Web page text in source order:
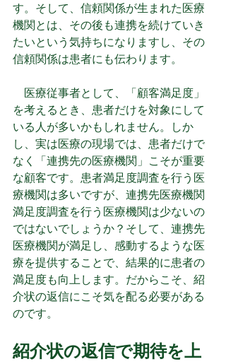
す。そして、信頼関係が生まれた医療
機関とは、その後も連携を続けていき
たいという気持ちになりますし、その
信頼関係は患者にも伝わります。
医療従事者として、「顧客満足度」
を考えるとき、患者だけを対象にして
いる人が多いかもしれません。しか
し、実は医療の現場では、患者だけで
なく「連携先の医療機関」こそが重要
な顧客です。患者満足度調査を行う医
療機関は多いですが、連携先医療機関
満足度調査を行う医療機関は少ないの
ではないでしょうか？そして、連携先
医療機関が満足し、感動するような医
療を提供することで、結果的に患者の
満足度も向上します。だからこそ、紹
介状の返信にこそ気を配る必要がある
のです。
紹介状の返信で期待を上